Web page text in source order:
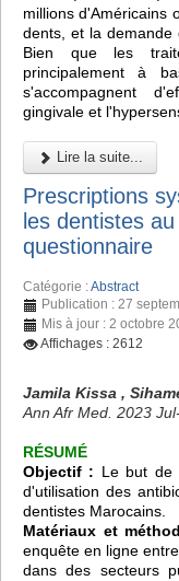
millions d'Américains
dents, et la demande
Bien que les
principalement à
s'accompagnent
gingivale et
Lire la suite...
Prescriptions
les dentistes
questionnaire
Catégorie :Abstract
Publication : 27
Mis à jour : 2 octobre
Affichages : 2612
Jamila Kissa ,
Ann Afr Med. 2023
RÉSUMÉ
Objectif : Le but de
d'utilisation des
dentistes Marocains.
Matériaux et
enquête en ligne
dans des secteurs